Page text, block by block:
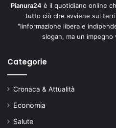
Pianura24 è il quotidiano online
tutto ciò che avviene sul
"Iinformazione libera e
slogan, ma un
Categorie
Cronaca & Attualità
Economia
Salute